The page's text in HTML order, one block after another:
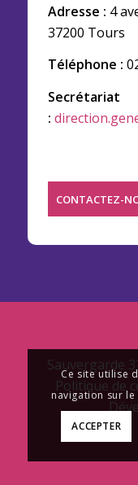
Adresse : 4
37200 Tours
Téléphone :
Secrétariat
:
CONTACTEZ-
Sauvergarde
Politique de
Ce site utilise
navigation sur
ACCEPTER